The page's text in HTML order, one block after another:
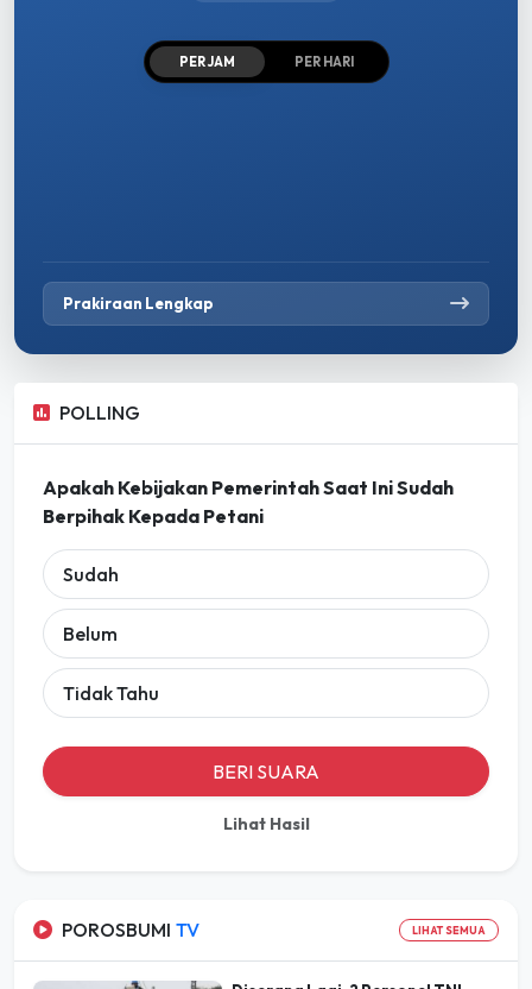
PER JAM PER HARI
Prakiraan Lengkap
POLLING
Apakah Kebijakan Pemerintah Saat Ini Sudah
Berpihak Kepada Petani
Sudah
Belum
Tidak Tahu
BERI SUARA
Lihat Hasil
POROSBUMI TV LIHAT SEMUA